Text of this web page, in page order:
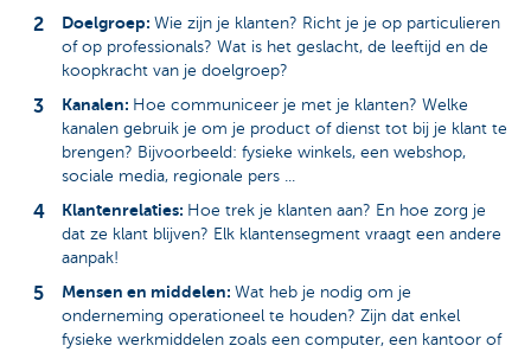
Doelgroep: Wie zijn je klanten? Richt je je op particulieren
of op professionals? Wat is het geslacht, de leeftijd en de
koopkracht van je doelgroep?
Kanalen: Hoe communiceer je met je klanten? Welke
kanalen gebruik je om je product of dienst tot bij je klant te
brengen? Bijvoorbeeld: fysieke winkels, een webshop,
sociale media, regionale pers ...
Klantenrelaties: Hoe trek je klanten aan? En hoe zorg je
dat ze klant blijven? Elk klantensegment vraagt een andere
aanpak!
Mensen en middelen: Wat heb je nodig om je
onderneming operationeel te houden? Zijn dat enkel
fysieke werkmiddelen zoals een computer, een kantoor of